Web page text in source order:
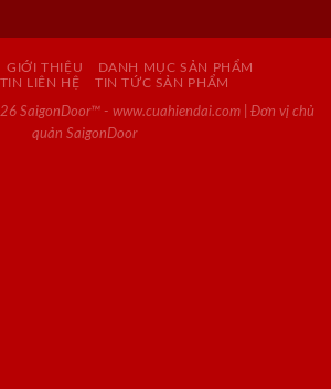
GIỚI THIỆU
DANH MỤC SẢN PHẨM
LIÊN HỆ
TIN TỨC SẢN PHẨM
SaigonDoor™ - www.cuahiendai.com | Đơn vị chủ
quản SaigonDoor